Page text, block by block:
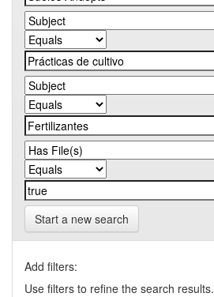
Start a new search
Add filters:
Use filters to refine the search results.